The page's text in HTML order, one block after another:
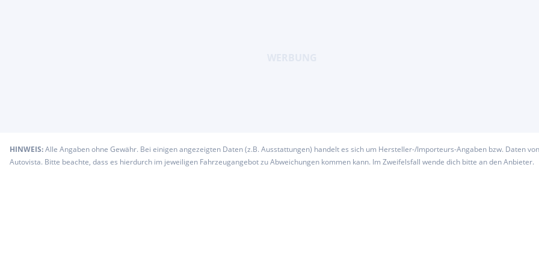
HINWEIS:Alle Angaben ohne Gewähr. Bei einigen angezeigten Daten (z.B. Ausstattungen) handelt es sich um Hersteller-/Importeurs-Angaben bzw. Daten von
Autovista. Bitte beachte, dass es hierdurch im jeweiligen Fahrzeugangebot zu Abweichungen kommen kann. Im Zweifelsfall wende dich bitte an den Anbieter.